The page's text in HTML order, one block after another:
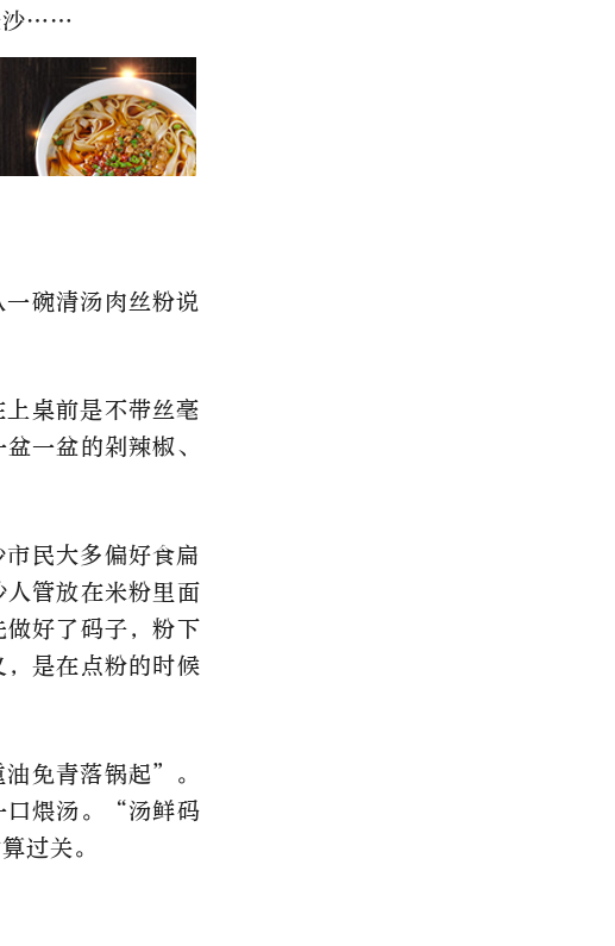
沙……
碗清汤肉丝粉说
桌前是不带丝毫
一盆的剁辣椒、
民大多偏好食扁
管放在米粉里面
好了码子，粉下
是在点粉的时候
免青落锅起”。
口煨汤。“汤鲜码
过关。